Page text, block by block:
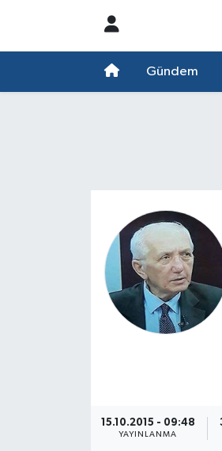
Gündem
15.10.2015 - 09:48
YAYINLANMA
Süper Lig Puan Durumu ve
Tüm Manşetler
Son Dakika Haberleri